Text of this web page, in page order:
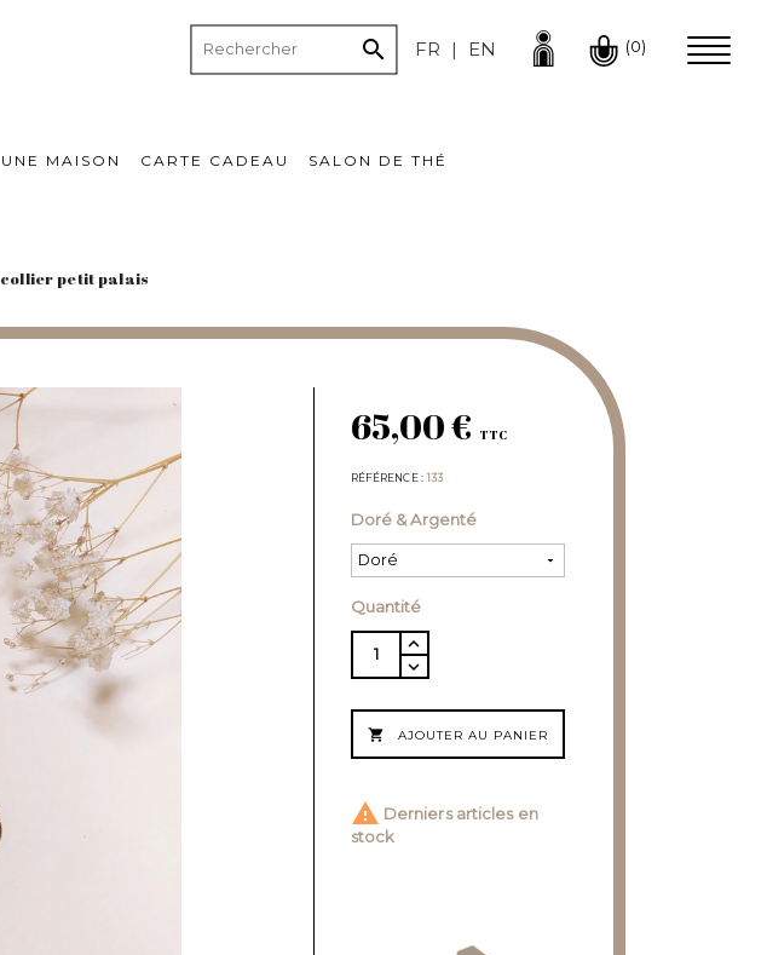
FR EN (0)
UNE MAISON CARTE CADEAU SALON DE THÉ

collier petit palais
65,00 € TTC
RÉFÉRENCE 133
Doré & Argenté
Quantité
 AJOUTER AU PANIER
 Derniers articles en
stock